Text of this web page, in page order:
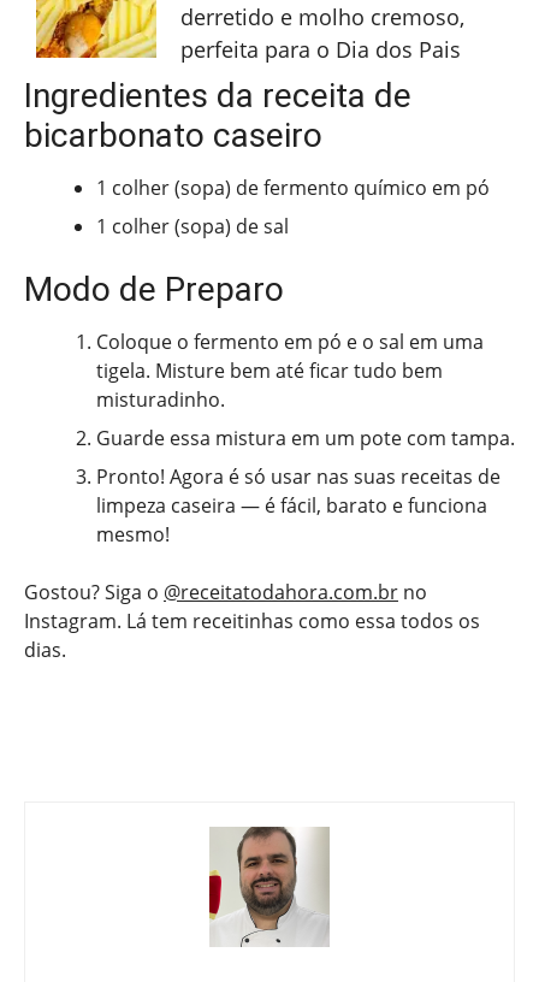
derretido e molho cremoso,
perfeita para o Dia dos Pais
Ingredientes da receita de
bicarbonato caseiro
1 colher (sopa) de fermento químico em pó
1 colher (sopa) de sal
Modo de Preparo
Coloque o fermento em pó e o sal em uma
tigela. Misture bem até ficar tudo bem
misturadinho.
Guarde essa mistura em um pote com tampa.
Pronto! Agora é só usar nas suas receitas de
limpeza caseira — é fácil, barato e funciona
mesmo!
Gostou? Siga o @receitatodahora.com.br no
Instagram. Lá tem receitinhas como essa todos os
dias.